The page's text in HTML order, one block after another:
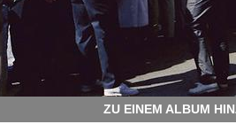
ZU EINEM ALBUM